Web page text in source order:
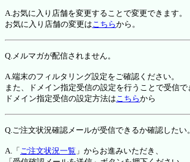
A.お気に入り店舗を変更することで変更できます。
お気に入り店舗の変更はこちらから。
Q.メルマガが配信されません。
A.端末のフィルタリング設定をご確認ください。
また、ドメイン指定受信の設定を行うことで受信で
ドメイン指定受信の設定方法はこちらから
Q.ご注文状況確認メールが受信できるか確認したい。
A.「 ご注文状況一覧 」からお進みいただき、